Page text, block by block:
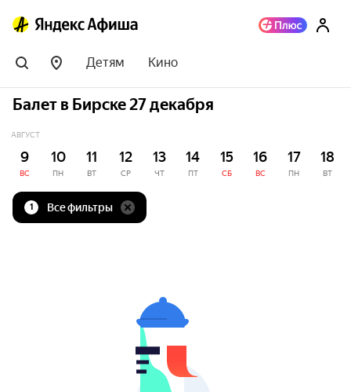
Детям Кино
Балет в Бирске 27 декабря
АВГУСТ
9
ВС
10
ПН
11
ВТ
12
СР
13
ЧТ
14
ПТ
15
СБ
16
ВС
17
ПН
18
ВТ
1 Все фильтры